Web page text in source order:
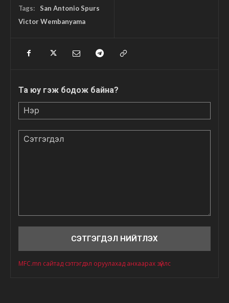
Tags:
San Antonio Spurs
Victor Wembanyama
Та юу гэж бодож байна?
MFC.mn сайтад сэтгэгдэл оруулахад анхаарах зүйлс